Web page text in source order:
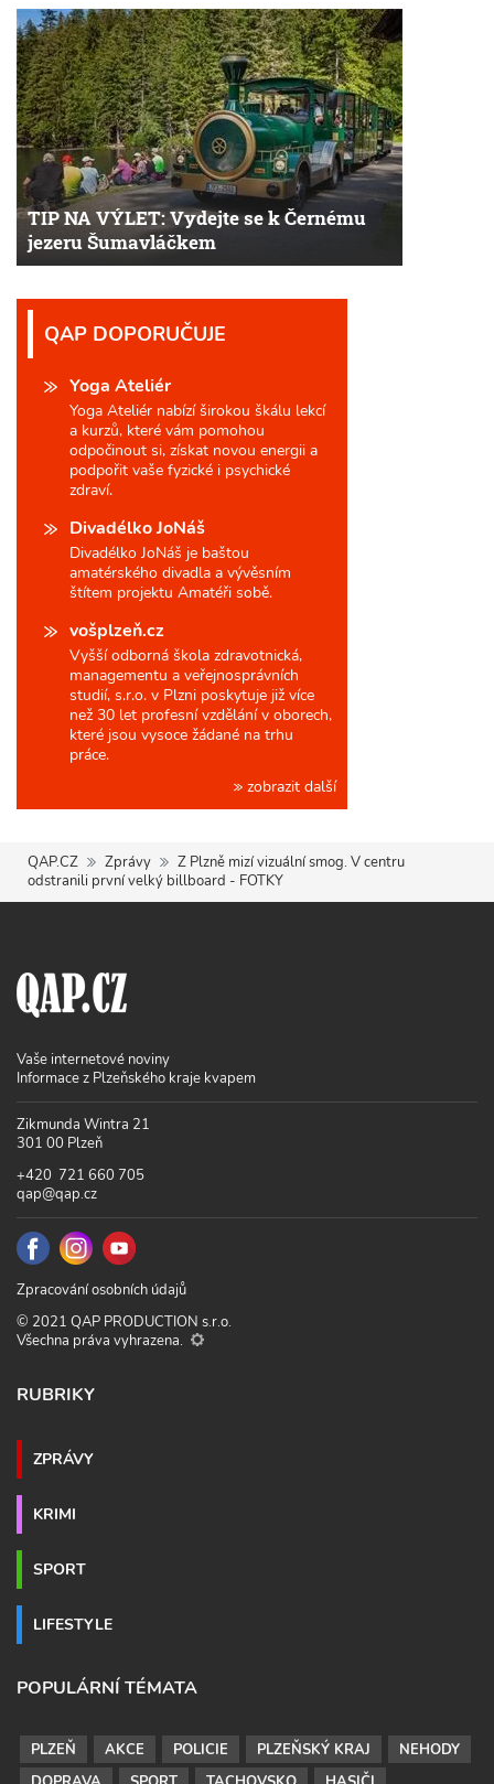
TIP NA VÝLET: Vydejte se k Černému
jezeru Šumavláčkem
QAP DOPORUČUJE
Yoga Ateliér
Yoga Ateliér nabízí širokou škálu lekcí
a kurzů, které vám pomohou
odpočinout si, získat novou energii a
podpořit vaše fyzické i psychické
zdraví.
Divadélko JoNáš
Divadélko JoNáš je baštou
amatérského divadla a vývěsním
štítem projektu Amatéři sobě.
vošplzeň.cz
Vyšší odborná škola zdravotnická,
managementu a veřejnosprávních
studií, s.r.o. v Plzni poskytuje již více
než 30 let profesní vzdělání v oborech,
které jsou vysoce žádané na trhu
práce.
zobrazit další
QAP.CZ Zprávy
Z Plzně mizí vizuální smog. V centru
odstranili první velký billboard - FOTKY
Vaše internetové noviny
Informace z Plzeňského kraje kvapem
Zikmunda Wintra 21
301 00 Plzeň
+420 721 660 705
qap@qap.cz
Zpracování osobních údajů
© 2021 QAP PRODUCTION s.r.o.
Všechna práva vyhrazena.
RUBRIKY
ZPRÁVY
KRIMI
SPORT
LIFESTYLE
POPULÁRNÍ TÉMATA
PLZEŇ AKCE POLICIE PLZEŇSKÝ KRAJ
NEHODY